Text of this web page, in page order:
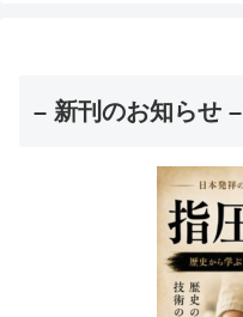
– 新刊のお知らせ –